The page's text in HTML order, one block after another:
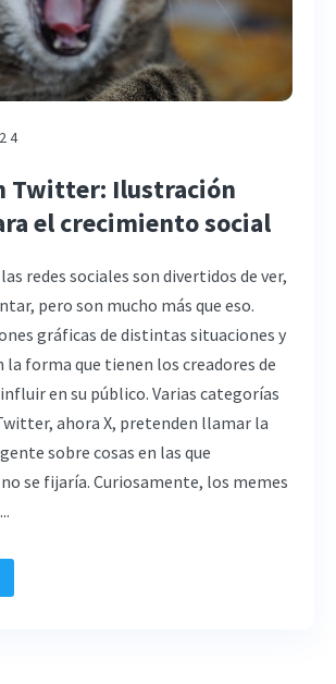
Twitter: Ilustración
el crecimiento social
redes sociales son divertidos de ver,
pero son mucho más que eso.
gráficas de distintas situaciones y
la forma que tienen los creadores de
en su público. Varias categorías
ahora X, pretenden llamar la
sobre cosas en las que
se fijaría. Curiosamente, los memes